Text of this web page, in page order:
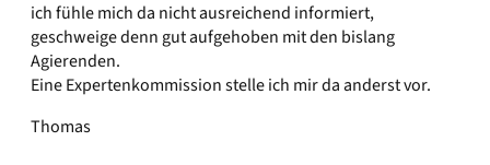
ich fühle mich da nicht ausreichend informiert,
geschweige denn gut aufgehoben mit den bislang
Agierenden.
Eine Expertenkommission stelle ich mir da anderst vor.
Thomas